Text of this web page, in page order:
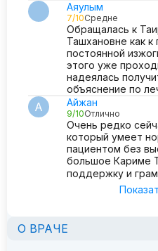
Аяулым
7/10Средне
Обращалась к
Ташхановне как к
постоянной
этого уже
надеялась
объяснение по
А Айжан
9/10Отлично
Очень редко
который умеет
пациентом без
большое Кариме
поддержку и
О ВРАЧЕ